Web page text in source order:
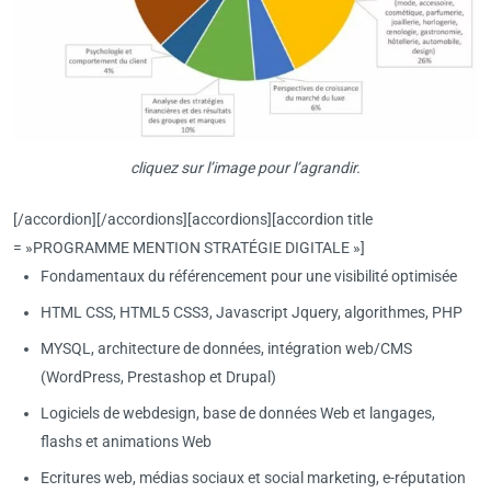
cliquez sur l’image pour l’agrandir.
[/accordion][/accordions][accordions][accordion title
= »PROGRAMME MENTION STRATÉGIE DIGITALE »]
Fondamentaux du référencement pour une visibilité optimisée
HTML CSS, HTML5 CSS3, Javascript Jquery, algorithmes, PHP
MYSQL, architecture de données, intégration web/CMS
(WordPress, Prestashop et Drupal)
Logiciels de webdesign, base de données Web et langages,
flashs et animations Web
Ecritures web, médias sociaux et social marketing, e-réputation